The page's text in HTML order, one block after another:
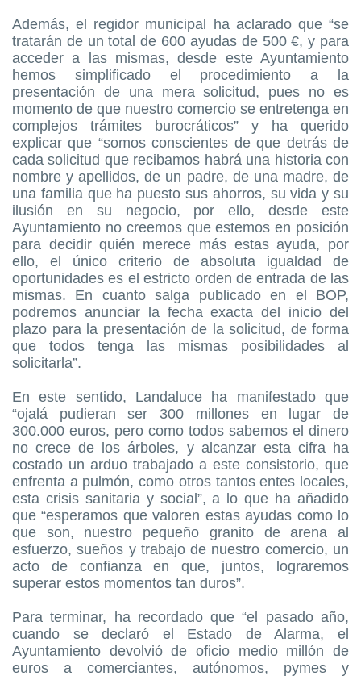
Además, el regidor municipal ha aclarado que “se
tratarán de un total de 600 ayudas de 500 €, y para
acceder a las mismas, desde este Ayuntamiento
hemos simplificado el procedimiento a la
presentación de una mera solicitud, pues no es
momento de que nuestro comercio se entretenga en
complejos trámites burocráticos” y ha querido
explicar que “somos conscientes de que detrás de
cada solicitud que recibamos habrá una historia con
nombre y apellidos, de un padre, de una madre, de
una familia que ha puesto sus ahorros, su vida y su
ilusión en su negocio, por ello, desde este
Ayuntamiento no creemos que estemos en posición
para decidir quién merece más estas ayuda, por
ello, el único criterio de absoluta igualdad de
oportunidades es el estricto orden de entrada de las
mismas. En cuanto salga publicado en el BOP,
podremos anunciar la fecha exacta del inicio del
plazo para la presentación de la solicitud, de forma
que todos tenga las mismas posibilidades al
solicitarla”.
En este sentido, Landaluce ha manifestado que
“ojalá pudieran ser 300 millones en lugar de
300.000 euros, pero como todos sabemos el dinero
no crece de los árboles, y alcanzar esta cifra ha
costado un arduo trabajado a este consistorio, que
enfrenta a pulmón, como otros tantos entes locales,
esta crisis sanitaria y social”, a lo que ha añadido
que “esperamos que valoren estas ayudas como lo
que son, nuestro pequeño granito de arena al
esfuerzo, sueños y trabajo de nuestro comercio, un
acto de confianza en que, juntos, lograremos
superar estos momentos tan duros”.
Para terminar, ha recordado que “el pasado año,
cuando se declaró el Estado de Alarma, el
Ayuntamiento devolvió de oficio medio millón de
euros a comerciantes, autónomos, pymes y